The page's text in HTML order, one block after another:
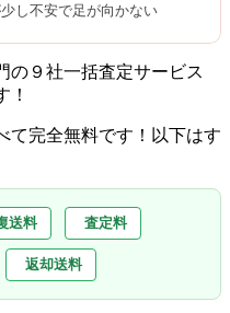
し不安で足が向かない
の９社一括査定サービス
！
て完全無料です！以下はす
送料 査定料
返却送料